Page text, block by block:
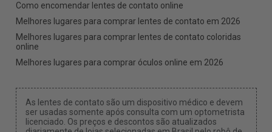
Como encomendar lentes de contato online
Melhores lugares para comprar lentes de contato em 2026
Melhores lugares para comprar lentes de contato coloridas
online
Melhores lugares para comprar óculos online em 2026
As lentes de contato são um dispositivo médico e devem
ser usadas somente após consulta com um optometrista
licenciado. Os preços e descontos são atualizados